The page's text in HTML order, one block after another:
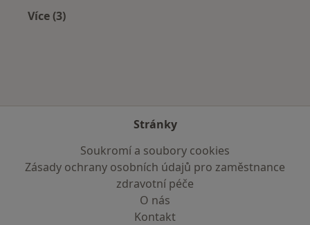
Více (3)
Stránky
Soukromí a soubory cookies
Zásady ochrany osobních údajů pro zaměstnance
zdravotní péče
O nás
Kontakt